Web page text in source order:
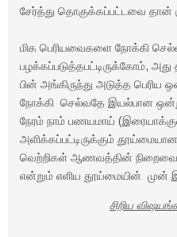
சேர்த்து தொகுக்கப்பட்டவை தான்
மிக பெரியவைகளை நோக்கி
பழக்கப்படுத்தபட்டிருக்கோம்,
பின் அங்கிருந்து அடுத்த
நோக்கி செல்வதே இயல்பான
நேரம் நாம் பணயமாய்
அளிக்கப்பட்டிருக்கும்
வெற்றிகள் ஆணவத்தின்
என்றும் எளிய தூய்மையின்
சிறிய